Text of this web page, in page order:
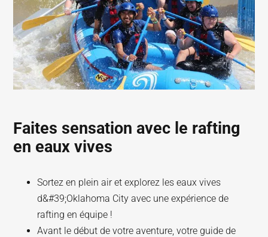
Faites sensation avec le rafting
en eaux vives
Sortez en plein air et explorez les eaux vives
d&#39;Oklahoma City avec une expérience de
rafting en équipe !
Avant le début de votre aventure, votre guide de